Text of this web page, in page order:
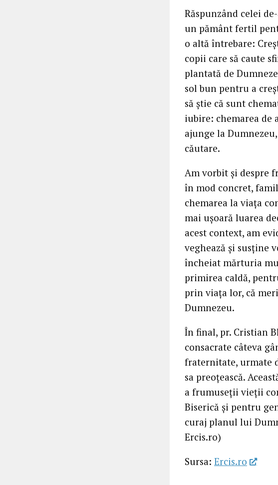
Răspunzând celei
un pământ fertil
o altă întrebare:
copii care să caute
plantată de
sol bun pentru a
să știe că sunt
iubire: chemarea de
ajunge la
căutare.
Am vorbit și despre
în mod concret,
chemarea la viața
mai ușoară luarea
acest context, am
veghează și susține
încheiat mărturia
primirea caldă,
prin viața lor, că
Dumnezeu.
În final, pr. Cristian
consacrate câteva
fraternitate, urmate
sa preoțească.
a frumuseții vieții
Biserică și pentru
curaj planul lui
Ercis.ro)
Sursa: Ercis.ro